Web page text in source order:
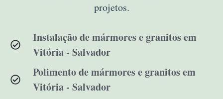
projetos.
Instalação de mármores e granitos em
Vitória - Salvador
Polimento de mármores e granitos em
Vitória - Salvador